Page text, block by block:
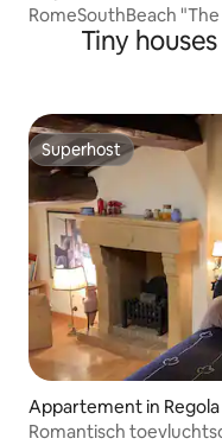
RomeSouthBeach
Tiny
Superhost
Superhost
Appartement in Regola
Romantisch